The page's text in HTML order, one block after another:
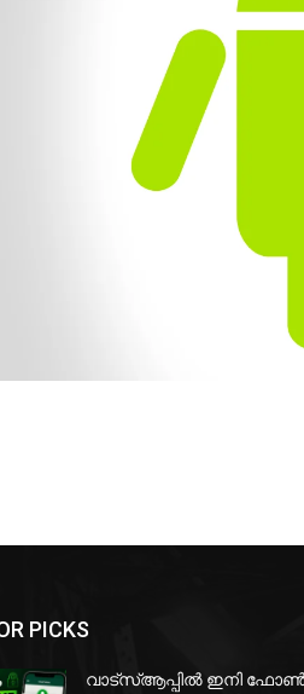
PICKS
വാട്‌സ്ആപ്പിൽ ഇനി